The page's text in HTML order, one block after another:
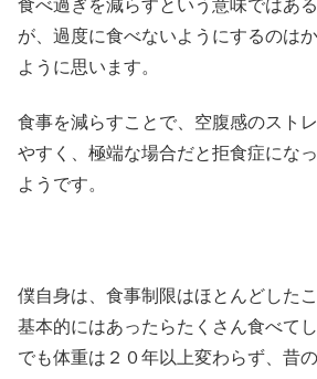
食べ過ぎを減らすという意味ではあ
が、過度に食べないようにするのは
ように思います。
食事を減らすことで、空腹感のスト
やすく、極端な場合だと拒食症にな
ようです。
僕自身は、食事制限はほとんどした
基本的にはあったらたくさん食べて
でも体重は２０年以上変わらず、昔